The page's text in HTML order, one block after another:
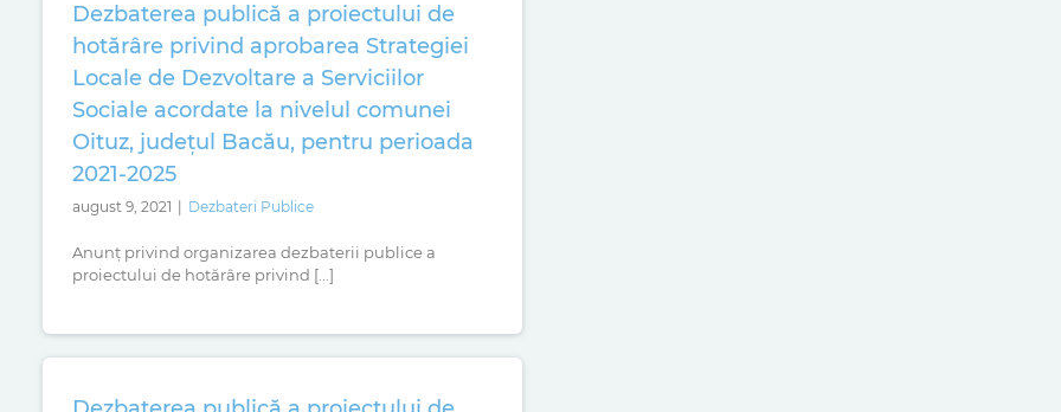
Dezbaterea publică a proiectului de
hotărâre privind aprobarea Strategiei
Locale de Dezvoltare a Serviciilor
Sociale acordate la nivelul comunei
Oituz, județul Bacău, pentru perioada
2021-2025
august 9, 2021 Dezbateri Publice
Anunț privind organizarea dezbaterii publice a
proiectului de hotărâre privind [...]